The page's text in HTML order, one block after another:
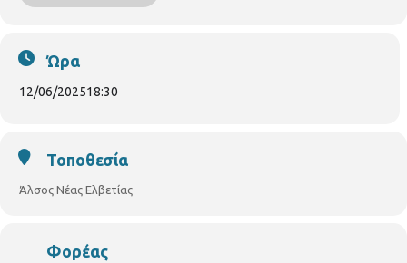
Ώρα
12/06/202518:30
Τοποθεσία
Άλσος Νέας Ελβετίας
Φορέας